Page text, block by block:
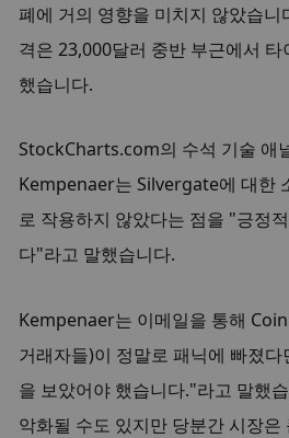
폐에 거의 영향을 미치지 않았습
격은 23,000달러 중반 부근에서
했습니다.
StockCharts.com의 수석 기술 애
Kempenaer는 Silvergate에 대한
로 작용하지 않았다는 점을 "긍정
다"라고 말했습니다.
Kempenaer는 이메일을 통해
거래자들)이 정말로 패닉에 빠졌
을 보았어야 했습니다."라고 말했
악화될 수도 있지만 당분간 시장